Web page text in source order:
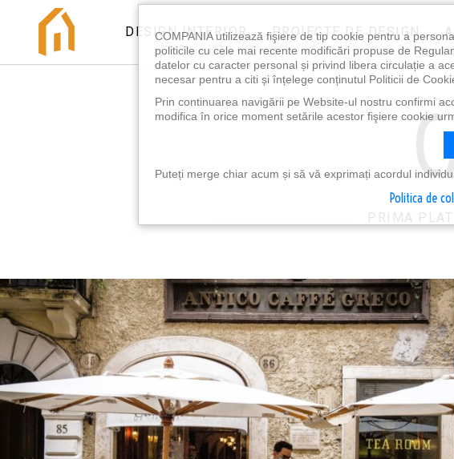
DESIGN INTERIOR PROIECTE DE DESIGN
PRIMA
COMPANIA utilizează fişiere de tip cookie pentru a
politicile cu cele mai recente modificări propuse de
datelor cu caracter personal și privind libera circulație a
necesar pentru a citi și înțelege conținutul Politicii de
Prin continuarea navigării pe Website-ul nostru confirmi
modifica în orice moment setările acestor fişiere cookie
Puteți merge chiar acum și să vă exprimați acordul
Politica de